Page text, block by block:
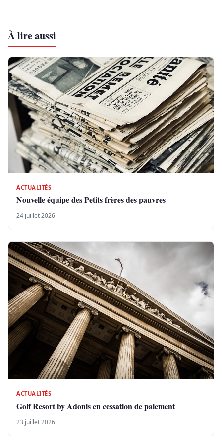
À lire aussi
ACTUALITÉS
Nouvelle équipe des Petits frères des pauvres
24 juillet 2026
ACTUALITÉS
Golf Resort by Adonis en cessation de paiement
23 juillet 2026